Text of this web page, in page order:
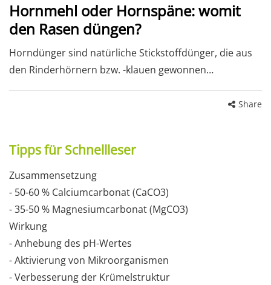
Hornmehl oder Hornspäne: womit
den Rasen düngen?
Horndünger sind natürliche Stickstoffdünger, die aus
den Rinderhörnern bzw. -klauen gewonnen…
Share
Tipps für Schnellleser
Zusammensetzung
- 50-60 % Calciumcarbonat (CaCO3)
- 35-50 % Magnesiumcarbonat (MgCO3)
Wirkung
- Anhebung des pH-Wertes
- Aktivierung von Mikroorganismen
- Verbesserung der Krümelstruktur